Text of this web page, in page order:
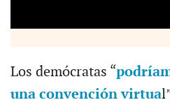
Los demócratas “
una convención virtua